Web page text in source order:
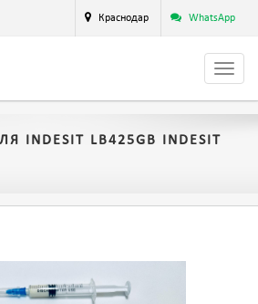
Краснодар WhatsApp
INDESIT LB425GB INDESIT